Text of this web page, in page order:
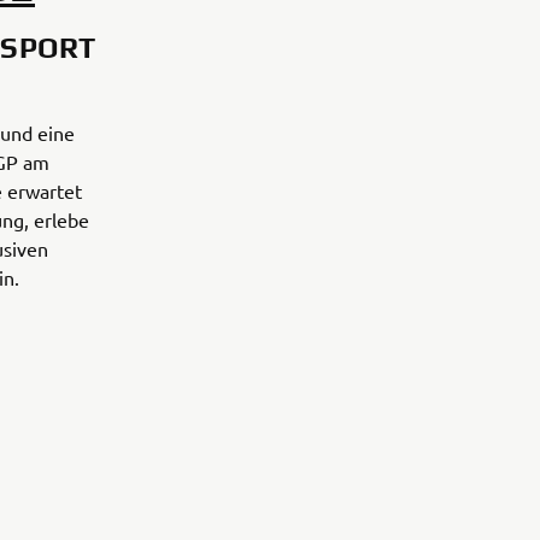
eine
am
erwartet
erlebe